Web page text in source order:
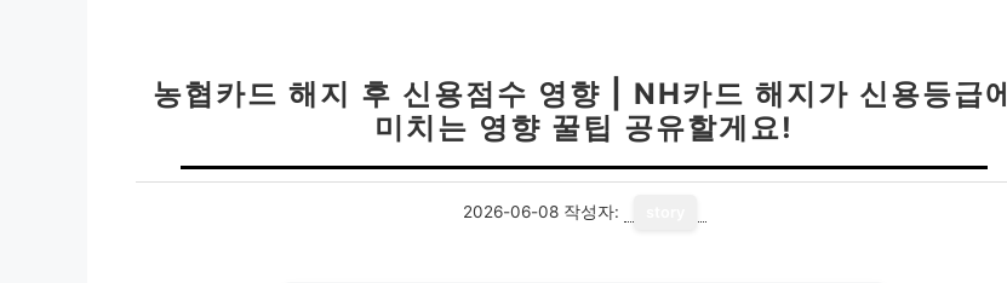
농협카드 해지 후 신용점수 영향 | NH카드 해지가 신용등급에
미치는 영향 꿀팁 공유할게요!
2026-06-08 작성자: